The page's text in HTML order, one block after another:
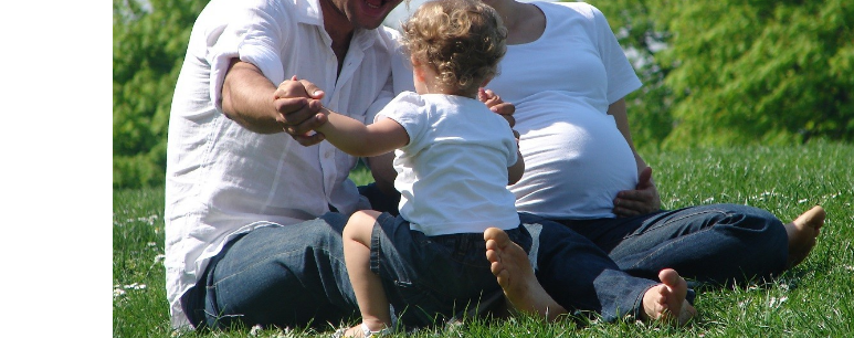
miłość i rodzina
w rodzinie
wychowanie dzieci
edukacja
zabawy dla dzieci
Odżywianie
sposób na życie
podróże